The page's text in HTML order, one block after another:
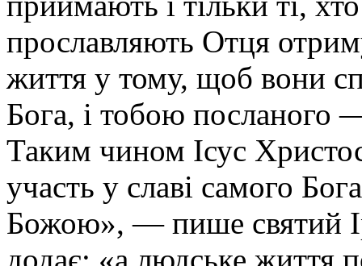
прославляють Отця
життя у тому, щоб вони
Бога, і тобою посланого
Таким чином Ісус
участь у славі самого
Божою», — пише святий
додає: «а людське життя